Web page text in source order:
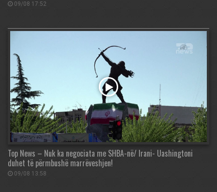
09/08 17:52
Top News – Nuk ka negociata me SHBA-në/ Irani- Uashingtoni
duhet të përmbushë marrëveshjen!
09/08 13:58